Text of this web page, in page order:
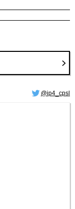
@ip4_cpsl